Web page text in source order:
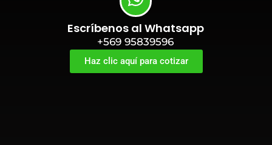
Escríbenos al Whatsapp
+569 95839596
Haz clic aquí para cotizar